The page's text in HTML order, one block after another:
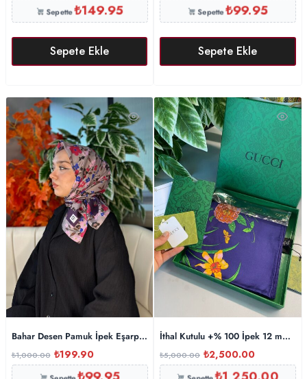
Sepette₺149.95
Sepete Ekle
Sepette₺99.95
Sepete Ekle
Bahar Desen Pamuk İpek Eşarp-13001-Mürdüm
₺1,000.00 ₺199.90
İthal Kutulu +% 100 İpek 12 mm
₺5,000.00 ₺2,500.00